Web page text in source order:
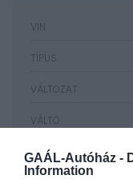
GAÁL-Autóház -
Information
VIN
TÍPUS
VÁLTOZAT
VÁLTÓ
TELJESÍTMÉNY